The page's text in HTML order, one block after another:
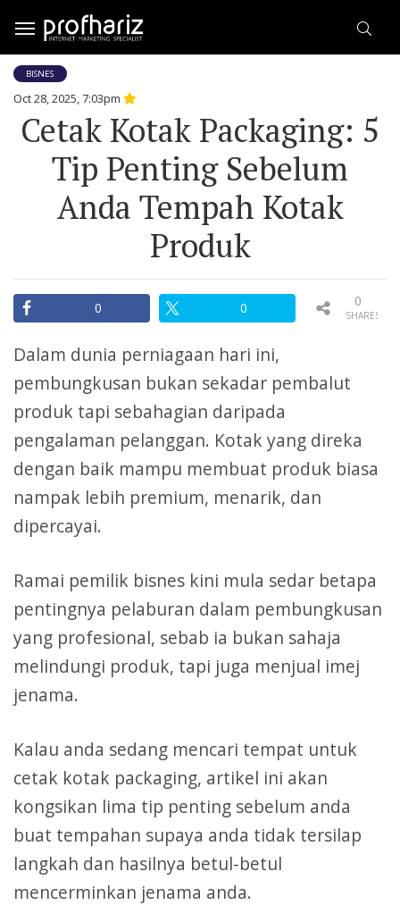
BISNES
Oct 28, 2025, 7:03pm
Cetak Kotak Packaging: 5
Tip Penting Sebelum
Anda Tempah Kotak
Produk
0 0 SHARES
0
Dalam dunia perniagaan hari ini,
pembungkusan bukan sekadar pembalut
produk tapi sebahagian daripada
pengalaman pelanggan. Kotak yang direka
dengan baik mampu membuat produk biasa
nampak lebih premium, menarik, dan
dipercayai.
Ramai pemilik bisnes kini mula sedar betapa
pentingnya pelaburan dalam pembungkusan
yang profesional, sebab ia bukan sahaja
melindungi produk, tapi juga menjual imej
jenama.
Kalau anda sedang mencari tempat untuk
cetak kotak packaging, artikel ini akan
kongsikan lima tip penting sebelum anda
buat tempahan supaya anda tidak tersilap
langkah dan hasilnya betul-betul
mencerminkan jenama anda.